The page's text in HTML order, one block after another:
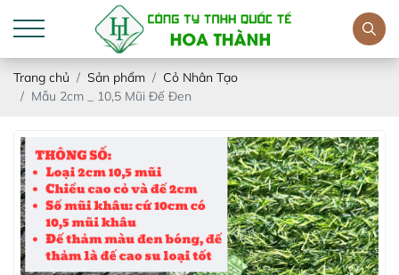
Trang chủ Sản phẩm
Cỏ Nhân Tạo
Mẫu 2cm _ 10,5 Mũi Đế Đen